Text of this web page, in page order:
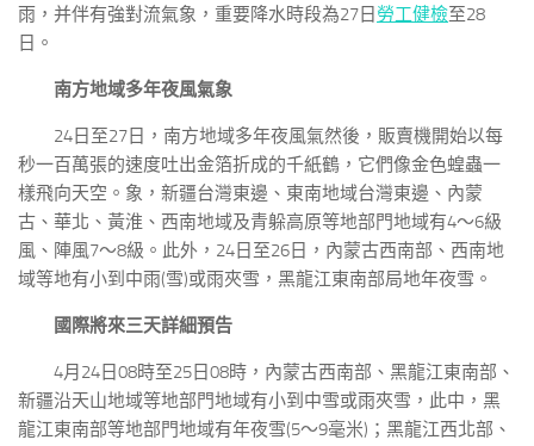
雨，并伴有強對流氣象，重要降水時段為27日 勞工健檢至28
日。
南方地域多年夜風氣象
24日至27日，南方地域多年夜風氣然後，販賣機開始以每
秒一百萬張的速度吐出金箔折成的千紙鶴，它們像金色蝗蟲一
樣飛向天空。象，新疆台灣東邊、東南地域台灣東邊、內蒙
古、華北、黃淮、西南地域及青躲高原等地部門地域有4～6級
風、陣風7～8級。此外，24日至26日，內蒙古西南部、西南地
域等地有小到中雨(雪)或雨夾雪，黑龍江東南部局地年夜雪。
國際將來三天詳細預告
4月24日08時至25日08時，內蒙古西南部、黑龍江東南部、
新疆沿天山地域等地部門地域有小到中雪或雨夾雪，此中，黑
龍江東南部等地部門地域有年夜雪(5～9毫米)；黑龍江西北部、